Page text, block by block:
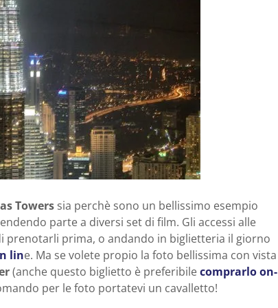
Towers sia perchè sono un bellissimo esempio
parte a diversi set di film. Gli accessi alle
prima, o andando in biglietteria il giorno
line. Ma se volete propio la foto bellissima con vista
(anche questo biglietto è preferibilecomprarlo on-
per le foto portatevi un cavalletto!